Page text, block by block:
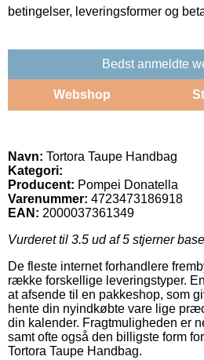
betingelser, leveringsformer og
Bedst anmeldte
Webshop
Navn: Tortora Taupe Handbag
Kategori:
Producent: Pompei Donatella
Varenummer: 4723473186918
EAN: 2000037361349
Vurderet til 3.5 ud af 5 stjerner
De fleste internet forhandlere
række forskellige leveringstyper.
at afsende til en pakkeshop, som
hente din nyindkøbte vare lige
din kalender. Fragtmuligheden er
samt ofte også den billigste form
Tortora Taupe Handbag.